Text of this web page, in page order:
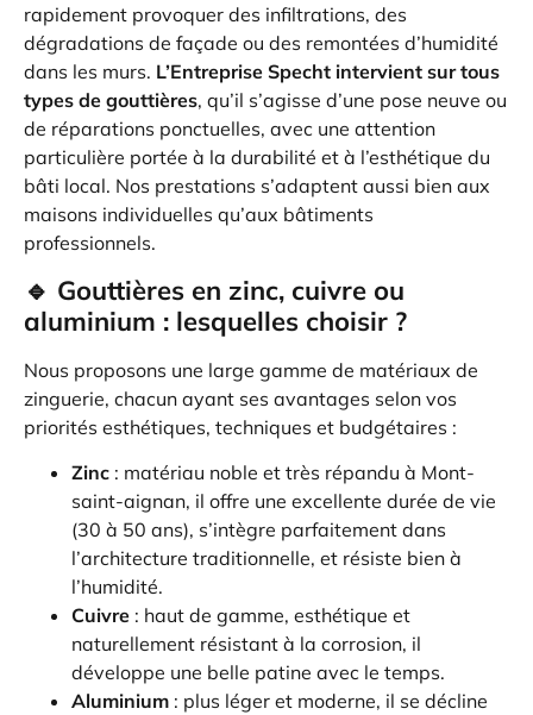
rapidement provoquer des infiltrations, des
dégradations de façade ou des remontées d’humidité
dans les murs. L’Entreprise Specht intervient sur tous
types de gouttières, qu’il s’agisse d’une pose neuve ou
de réparations ponctuelles, avec une attention
particulière portée à la durabilité et à l’esthétique du
bâti local. Nos prestations s’adaptent aussi bien aux
maisons individuelles qu’aux bâtiments
professionnels.
🔹 Gouttières en zinc, cuivre ou
aluminium : lesquelles choisir ?
Nous proposons une large gamme de matériaux de
zinguerie, chacun ayant ses avantages selon vos
priorités esthétiques, techniques et budgétaires :
Zinc : matériau noble et très répandu à Mont-
saint-aignan, il offre une excellente durée de vie
(30 à 50 ans), s’intègre parfaitement dans
l’architecture traditionnelle, et résiste bien à
l’humidité.
Cuivre : haut de gamme, esthétique et
naturellement résistant à la corrosion, il
développe une belle patine avec le temps.
Aluminium : plus léger et moderne, il se décline